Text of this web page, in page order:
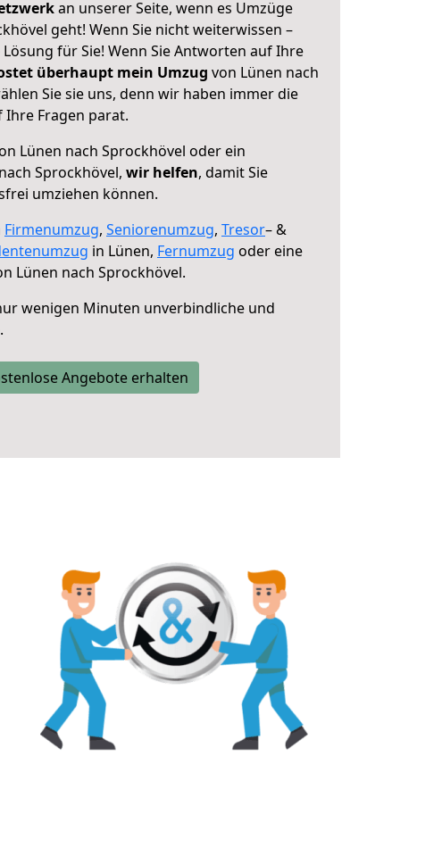
an unserer Seite, wenn es Umzüge
geht! Wenn Sie nicht weiterwissen –
für Sie! Wenn Sie Antworten auf Ihre
überhaupt mein Umzug von Lünen nach
Sie sie uns, denn wir haben immer die
Fragen parat.
Lünen nach Sprockhövel oder ein
Sprockhövel, wir helfen, damit Sie
umziehen können.
Firmenumzug, Seniorenumzug, Tresor– &
in Lünen, Fernumzug oder eine
Lünen nach Sprockhövel.
wenigen Minuten unverbindliche und
Angebote erhalten